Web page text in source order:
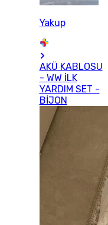
Yakup
AKÜ KABLOSU
- WW İLK
YARDIM SET -
BİJON